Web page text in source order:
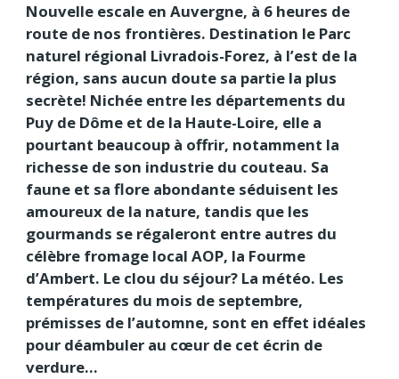
Nouvelle escale en Auvergne, à 6 heures de
route de nos frontières. Destination le Parc
naturel régional Livradois-Forez, à l’est de la
région, sans aucun doute sa partie la plus
secrète! Nichée entre les départements du
Puy de Dôme et de la Haute-Loire, elle a
pourtant beaucoup à offrir, notamment la
richesse de son industrie du couteau. Sa
faune et sa flore abondante séduisent les
amoureux de la nature, tandis que les
gourmands se régaleront entre autres du
célèbre fromage local AOP, la Fourme
d’Ambert. Le clou du séjour? La météo. Les
températures du mois de septembre,
prémisses de l’automne, sont en effet idéales
pour déambuler au cœur de cet écrin de
verdure…